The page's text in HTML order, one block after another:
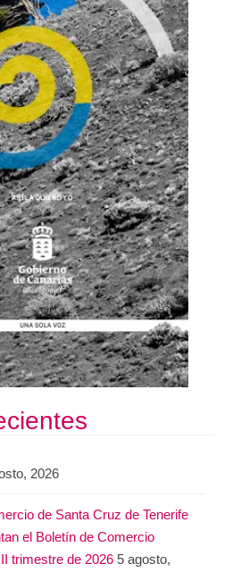
2026
de Santa Cruz de Tenerife
el Boletín de Comercio
trimestre de 2026 5 agosto,